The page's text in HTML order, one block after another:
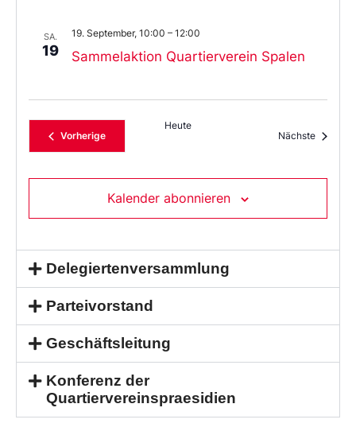
SA.
19 Sammelaktion Quartierverein Spalen
19. September, 10:00 – 12:00
VorherigeVeranstaltungen
Heute
Nächste
Kalender abonnieren
Delegiertenversammlung
Parteivorstand
Geschäftsleitung
Konferenz der
Quartiervereinspraesidien